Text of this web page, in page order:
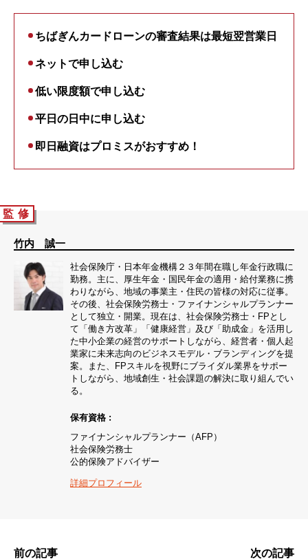
ちばぎんカードローンの審査結果は最短翌営業日
ネットで申し込む
低い限度額で申し込む
平日の日中に申し込む
即日融資はプロミスがおすすめ！
監 修
竹内 誠一
社会保険庁・日本年金機構２３年間在職し年金行政職に
勤務。主に、厚生年金・国民年金の適用・給付業務に携
わりながら、地域の事業主・住民の皆様の対応に従事。
その後、社会保険労務士・ファイナンシャルプランナー
として独立・開業。現在は、社会保険労務士・FPとし
て「働き方改革」「健康経営」及び「助成金」を活用し
た中小企業の経営のサポートしながら、経営者・個人起
業家に未来志向のビジネスモデル・ブランディングを提
案。また、FPスキルを視野にブライダル業界をサポー
トしながら、地域創生・社会課題の解決に取り組んでい
る。
保有資格 :
ファイナンシャルプランナー（AFP）
社会保険労務士
公的保険アドバイザー
詳細プロフィール
前の記事 次の記事